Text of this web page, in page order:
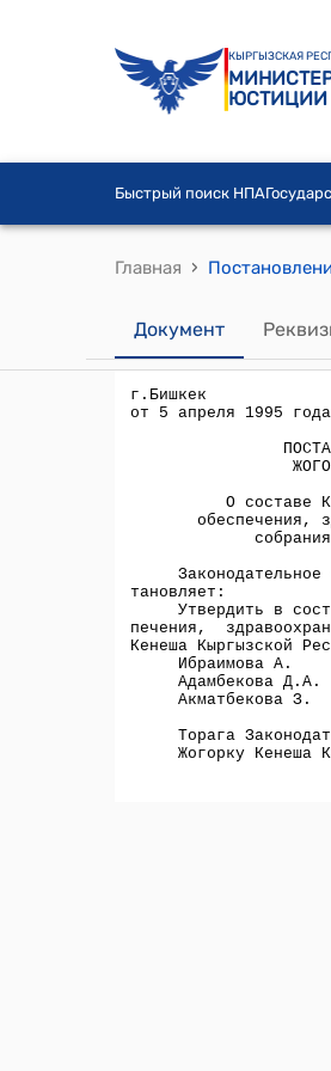
КЫРГЫЗСКАЯ
ЮСТИЦИИ
Быстрый поиск НПА
Главная ›
Документ